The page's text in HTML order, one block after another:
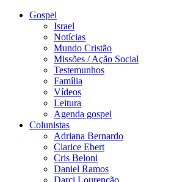
Gospel
Israel
Notícias
Mundo Cristão
Missões / Ação Social
Testemunhos
Família
Vídeos
Leitura
Agenda gospel
Colunistas
Adriana Bernardo
Clarice Ebert
Cris Beloni
Daniel Ramos
Darci Lourenção